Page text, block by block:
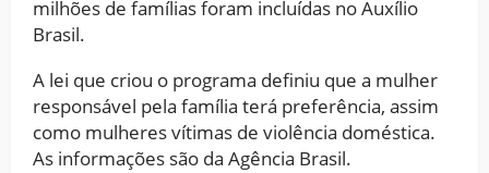
milhões de famílias foram incluídas no Auxílio
Brasil.
A lei que criou o programa definiu que a mulher
responsável pela família terá preferência, assim
como mulheres vítimas de violência doméstica.
As informações são da Agência Brasil.